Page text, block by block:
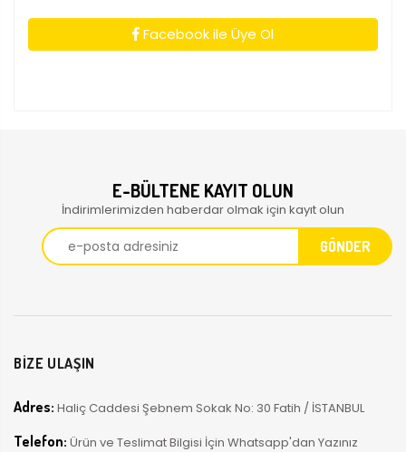
Facebook ile Üye Ol
E-BÜLTENE KAYIT OLUN
İndirimlerimizden haberdar olmak için kayıt olun
BİZE ULAŞIN
Adres: Haliç Caddesi Şebnem Sokak No: 30 Fatih / İSTANBUL
Telefon: Ürün ve Teslimat Bilgisi İçin Whatsapp'dan Yazınız